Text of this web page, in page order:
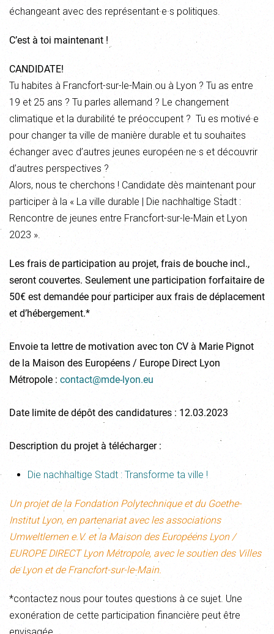
échangeant avec des représentant·e·s politiques.
C’est à toi maintenant !
CANDIDATE!
Tu habites à Francfort-sur-le-Main ou à Lyon ? Tu as entre
19 et 25 ans ? Tu parles allemand ? Le changement
climatique et la durabilité te préoccupent ? Tu es motivé·e
pour changer ta ville de manière durable et tu souhaites
échanger avec d’autres jeunes européen·ne·s et découvrir
d’autres perspectives ?
Alors, nous te cherchons ! Candidate dès maintenant pour
participer à la « La ville durable | Die nachhaltige Stadt :
Rencontre de jeunes entre Francfort-sur-le-Main et Lyon
2023 ».
Les frais de participation au projet, frais de bouche incl.,
seront couvertes. Seulement une participation forfaitaire de
50€ est demandée pour participer aux frais de déplacement
et d’hébergement.*
Envoie ta lettre de motivation avec ton CV à Marie Pignot
de la Maison des Européens / Europe Direct Lyon
Métropole : contact@mde-lyon.eu
Date limite de dépôt des candidatures : 12.03.2023
Description du projet à télécharger :
Die nachhaltige Stadt : Transforme ta ville !
Un projet de la Fondation Polytechnique et du Goethe-
Institut Lyon, en partenariat avec les associations
Umweltlernen e.V. et la Maison des Européens Lyon /
EUROPE DIRECT Lyon Métropole, avec le soutien des Villes
de Lyon et de Francfort-sur-le-Main.
*contactez nous pour toutes questions à ce sujet. Une
exonération de cette participation financière peut être